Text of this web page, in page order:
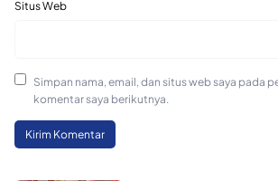
Situs Web
Simpan nama, email, dan situs web saya pada
komentar saya berikutnya.